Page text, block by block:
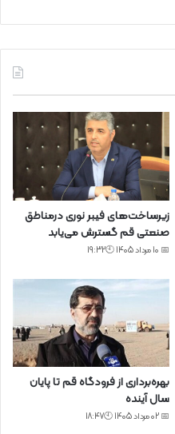
زیرساخت‌های فیبر نوری درمناطق
صنعتی قم گسترش می‌یابد
📅 10 مرداد 1405 🕙19:32
بهره‌برداری از فرودگاه قم تا پایان
سال آینده
📅 02 مرداد 1405 🕙18:47